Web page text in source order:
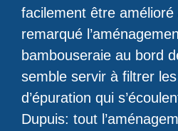
facilement être amélioré
remarqué
bambouseraie au bord
semble servir à filtrer
d’épuration qui
Dupuis: tout